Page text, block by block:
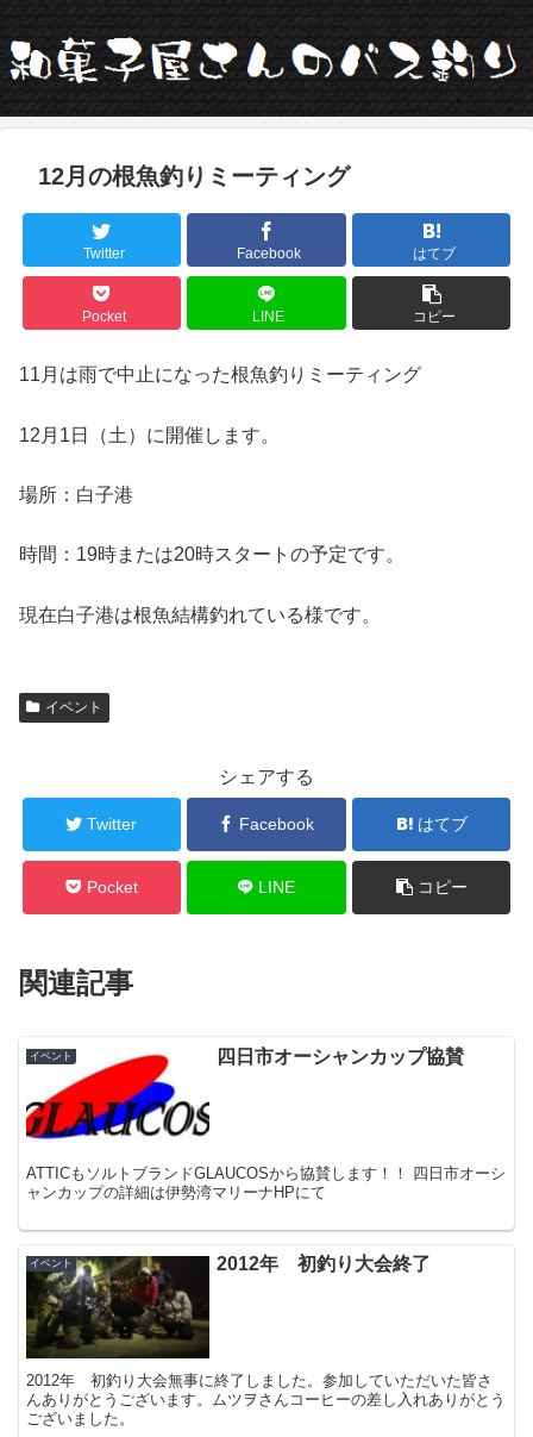
12月の根魚釣りミーティング
Twitter Facebook はてブ
Pocket LINE コピー
11月は雨で中止になった根魚釣りミーティング
12月1日（土）に開催します。
場所：白子港
時間：19時または20時スタートの予定です。
現在白子港は根魚結構釣れている様です。
イベント
シェアする
Twitter Facebook はてブ
Pocket LINE コピー
関連記事
イベント 四日市オーシャンカップ協賛
ATTICもソルトブランドGLAUCOSから協賛します！！ 四日市オーシ
ャンカップの詳細は伊勢湾マリーナHPにて
イベント 2012年 初釣り大会終了
2012年 初釣り大会無事に終了しました。参加していただいた皆さ
んありがとうございます。ムツヲさんコーヒーの差し入れありがとう
ございました。